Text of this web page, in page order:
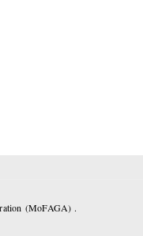
(MoFAGA) .